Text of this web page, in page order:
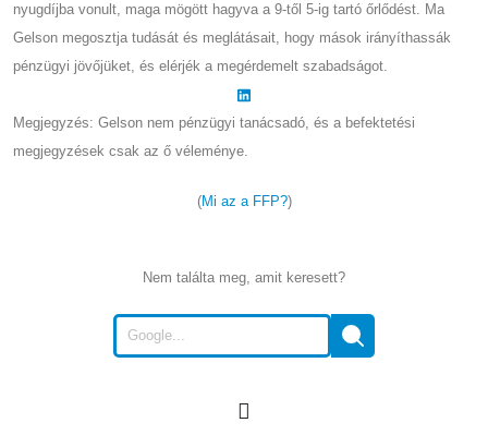
nyugdíjba vonult, maga mögött hagyva a 9-től 5-ig tartó őrlődést. Ma
Gelson megosztja tudását és meglátásait, hogy mások irányíthassák
pénzügyi jövőjüket, és elérjék a megérdemelt szabadságot.
Megjegyzés: Gelson nem pénzügyi tanácsadó, és a befektetési
megjegyzések csak az ő véleménye.
(Mi az a FFP?)
Nem találta meg, amit keresett?